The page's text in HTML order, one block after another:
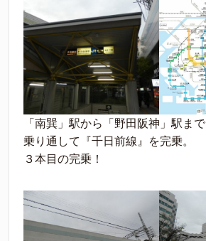
「南巽」駅から「野田阪神」駅まで
乗り通して『千日前線』を完乗。
３本目の完乗！